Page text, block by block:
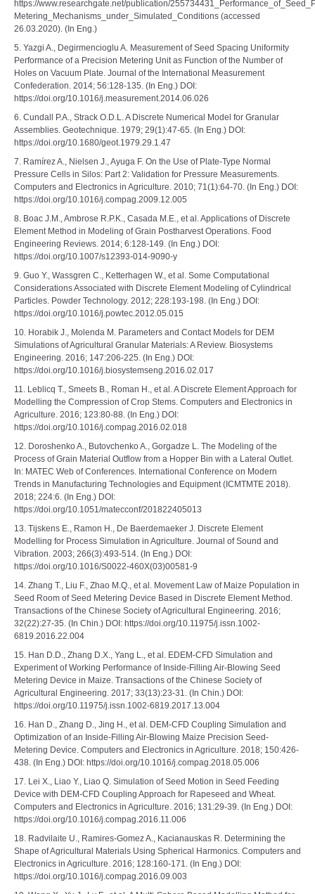
https://www.researchgate.net/publication/
Metering_Mechanisms_under_Simulated_Conditions (accessed
26.03.2020). (In Eng.)
5. Yazgi A., Degirmencioglu A. Measurement of Seed Spacing Uniformity
Performance of a Precision Metering Unit as Function of the Number of
Holes on Vacuum Plate. Journal of the International Measurement
Confederation. 2014; 56:128-135. (In Eng.) DOI:
https://doi.org/10.1016/j.measurement.2014.06.026
6. Cundall P.A., Strack O.D.L. A Discrete Numerical Model for Granular
Assemblies. Geotechnique. 1979; 29(1):47-65. (In Eng.) DOI:
https://doi.org/10.1680/geot.1979.29.1.47
7. Ramírez A., Nielsen J., Ayuga F. On the Use of Plate-Type Normal
Pressure Cells in Silos: Part 2: Validation for Pressure Measurements.
Computers and Electronics in Agriculture. 2010; 71(1):64-70. (In Eng.) DOI:
https://doi.org/10.1016/j.compag.2009.12.005
8. Boac J.M., Ambrose R.P.K., Casada M.E., et al. Applications of Discrete
Element Method in Modeling of Grain Postharvest Operations. Food
Engineering Reviews. 2014; 6:128-149. (In Eng.) DOI:
https://doi.org/10.1007/s12393-014-9090-y
9. Guo Y., Wassgren C., Ketterhagen W., et al. Some Computational
Considerations Associated with Discrete Element Modeling of Cylindrical
Particles. Powder Technology. 2012; 228:193-198. (In Eng.) DOI:
https://doi.org/10.1016/j.powtec.2012.05.015
10. Horabik J., Molenda M. Parameters and Contact Models for DEM
Simulations of Agricultural Granular Materials: A Review. Biosystems
Engineering. 2016; 147:206-225. (In Eng.) DOI:
https://doi.org/10.1016/j.biosystemseng.2016.02.017
11. Leblicq T., Smeets B., Roman H., et al. A Discrete Element Approach for
Modelling the Compression of Crop Stems. Computers and Electronics in
Agriculture. 2016; 123:80-88. (In Eng.) DOI:
https://doi.org/10.1016/j.compag.2016.02.018
12. Doroshenko A., Butovchenko A., Gorgadze L. The Modeling of the
Process of Grain Material Outflow from a Hopper Bin with a Lateral Outlet.
In: MATEC Web of Conferences. International Conference on Modern
Trends in Manufacturing Technologies and Equipment (ICMTMTE 2018).
2018; 224:6. (In Eng.) DOI:
https://doi.org/10.1051/matecconf/201822405013
13. Tijskens E., Ramon H., De Baerdemaeker J. Discrete Element
Modelling for Process Simulation in Agriculture. Journal of Sound and
Vibration. 2003; 266(3):493-514. (In Eng.) DOI:
https://doi.org/10.1016/S0022-460X(03)00581-9
14. Zhang T., Liu F., Zhao M.Q., et al. Movement Law of Maize Population in
Seed Room of Seed Metering Device Based in Discrete Element Method.
Transactions of the Chinese Society of Agricultural Engineering. 2016;
32(22):27-35. (In Chin.) DOI: https://doi.org/10.11975/j.issn.1002-
6819.2016.22.004
15. Han D.D., Zhang D.X., Yang L., et al. EDEM-CFD Simulation and
Experiment of Working Performance of Inside-Filling Air-Blowing Seed
Metering Device in Maize. Transactions of the Chinese Society of
Agricultural Engineering. 2017; 33(13):23-31. (In Chin.) DOI:
https://doi.org/10.11975/j.issn.1002-6819.2017.13.004
16. Han D., Zhang D., Jing H., et al. DEM-CFD Coupling Simulation and
Optimization of an Inside-Filling Air-Blowing Maize Precision Seed-
Metering Device. Computers and Electronics in Agriculture. 2018; 150:426-
438. (In Eng.) DOI: https://doi.org/10.1016/j.compag.2018.05.006
17. Lei X., Liao Y., Liao Q. Simulation of Seed Motion in Seed Feeding
Device with DEM-CFD Coupling Approach for Rapeseed and Wheat.
Computers and Electronics in Agriculture. 2016; 131:29-39. (In Eng.) DOI:
https://doi.org/10.1016/j.compag.2016.11.006
18. Radvilaite U., Ramires-Gomez A., Kacianauskas R. Determining the
Shape of Agricultural Materials Using Spherical Harmonics. Computers and
Electronics in Agriculture. 2016; 128:160-171. (In Eng.) DOI:
https://doi.org/10.1016/j.compag.2016.09.003